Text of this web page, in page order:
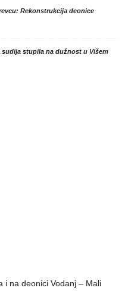
Rekonstrukcija deonice
sudija stupila na dužnost u Višem
i na deonici Vodanj – Mali